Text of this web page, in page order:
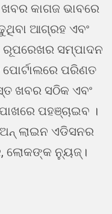
କାଗଜ ଭାବରେ
ଆଗ୍ରହ ଏବଂ
ସମ୍ପାଦନ
ପରିଣତ
ଖବର ସଠିକ ଏବଂ
ପହଞ୍ଚାଇବ ।
ଲାଇନ ଏଡିସନର
ଲୋକଙ୍କ ନ୍ୟୁଜ୍।